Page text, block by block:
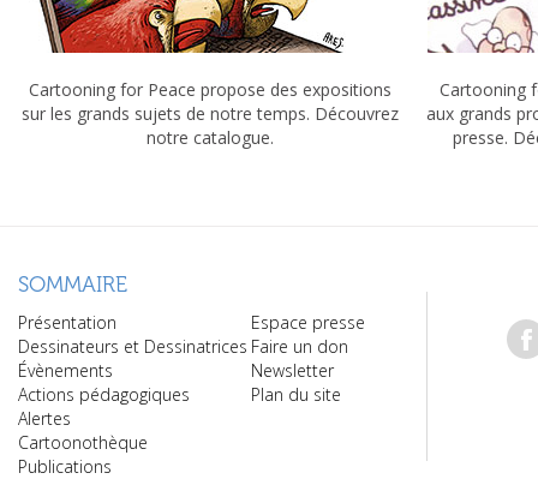
Cartooning for Peace propose des expositions
sur les grands sujets de notre temps. Découvrez
notre catalogue.
Cartooning
aux grands
presse.
SOMMAIRE
Présentation
Dessinateurs et Dessinatrices
Évènements
Actions pédagogiques
Alertes
Cartoonothèque
Publications
Espace presse
Faire un don
Newsletter
Plan du site